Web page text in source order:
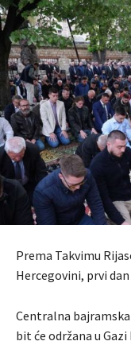
Prema Takvimu
Hercegovini, prvi
Centralna
bit će održana u